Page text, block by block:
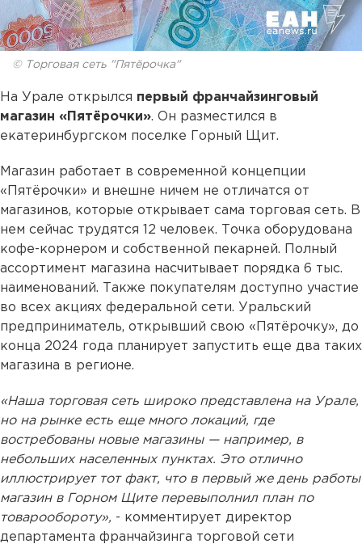
© Торговая сеть "Пятёрочка"
На Урале открылся первый франчайзинговый
магазин «Пятёрочки». Он разместился в
екатеринбургском поселке Горный Щит.
Магазин работает в современной концепции
«Пятёрочки» и внешне ничем не отличатся от
магазинов, которые открывает сама торговая сеть. В
нем сейчас трудятся 12 человек. Точка оборудована
кофе-корнером и собственной пекарней. Полный
ассортимент магазина насчитывает порядка 6 тыс.
наименований. Также покупателям доступно участие
во всех акциях федеральной сети. Уральский
предприниматель, открывший свою «Пятёрочку», до
конца 2024 года планирует запустить еще два таких
магазина в регионе.
«Наша торговая сеть широко представлена на Урале,
но на рынке есть еще много локаций, где
востребованы новые магазины — например, в
небольших населенных пунктах. Это отлично
иллюстрирует тот факт, что в первый же день работы
магазин в Горном Щите перевыполнил план по
товарообороту», - комментирует директор
департамента франчайзинга торговой сети